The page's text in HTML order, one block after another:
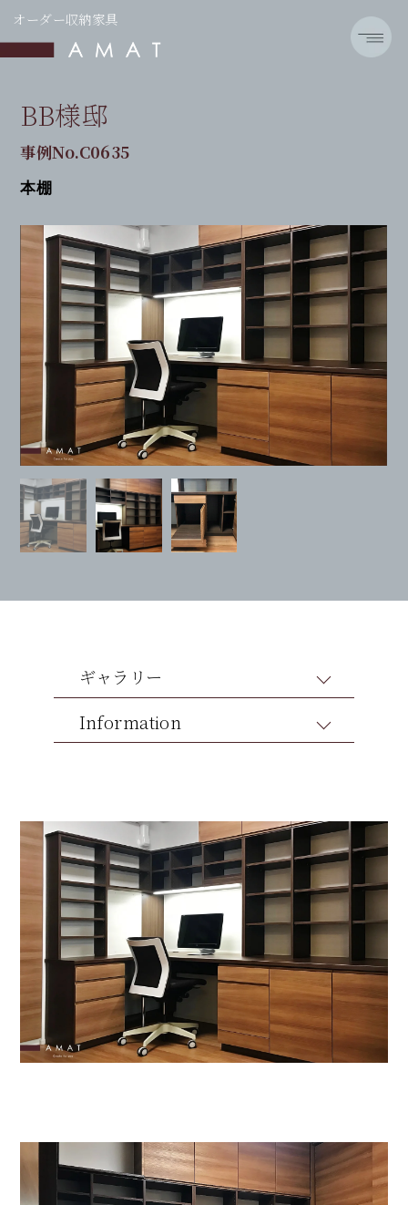
オーダー収納家具
BB様邸
事例No.C0635
本棚
ギャラリー
Information